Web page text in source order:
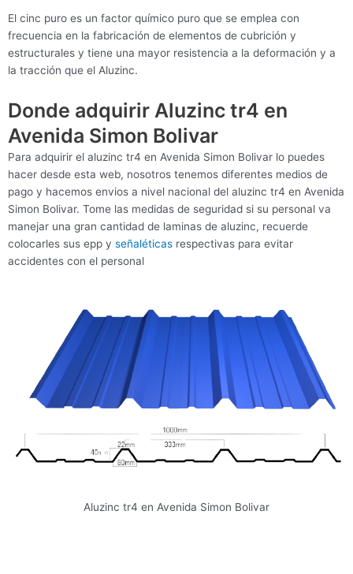
El cinc puro es un factor químico puro que se emplea con
frecuencia en la fabricación de elementos de cubrición y
estructurales y tiene una mayor resistencia a la deformación y a
la tracción que el Aluzinc.
Donde adquirir Aluzinc tr4 en
Avenida Simon Bolivar
Para adquirir el aluzinc tr4 en Avenida Simon Bolivar lo puedes
hacer desde esta web, nosotros tenemos diferentes medios de
pago y hacemos envios a nivel nacional del aluzinc tr4 en Avenida
Simon Bolivar. Tome las medidas de seguridad si su personal va
manejar una gran cantidad de laminas de aluzinc, recuerde
colocarles sus epp y señaléticas respectivas para evitar
accidentes con el personal
Aluzinc tr4 en Avenida Simon Bolivar